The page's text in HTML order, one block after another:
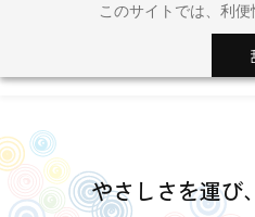
このサイトでは、利
main
やさしさを運び